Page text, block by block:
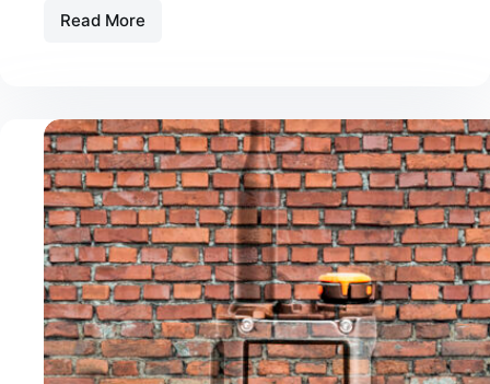
Read More
Canarias
el
evento
del
75
aniversario
de
la
URE.